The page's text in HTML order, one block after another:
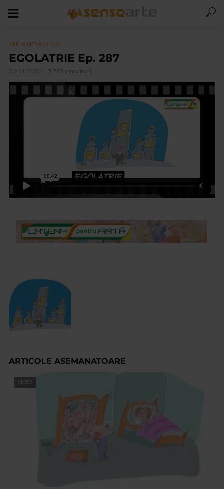
ANDONEVRALGIC
EGOLATRIE Ep. 287
23/11/2020 5.773 vizualizari
ARTICOLE ASEMANATOARE
VIDEO